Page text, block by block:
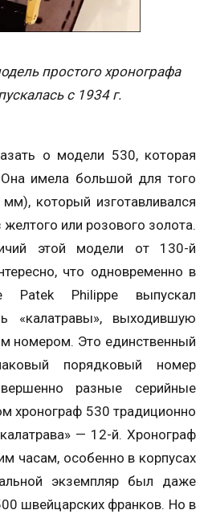
простого хронографа
с 1934 г.
о модели 530, которая
имела большой для того
который изготавливался
или розового золота.
этой модели от 130-й
что одновременно в
Patek Philippe выпускал
«калатравы», выходившую
номером. Это единственный
порядковый номер
разные серийные
хронограф 530 традиционно
— 12-й. Хронограф
часам, особенно в корпусах
экземпляр был даже
швейцарских франков. Но в